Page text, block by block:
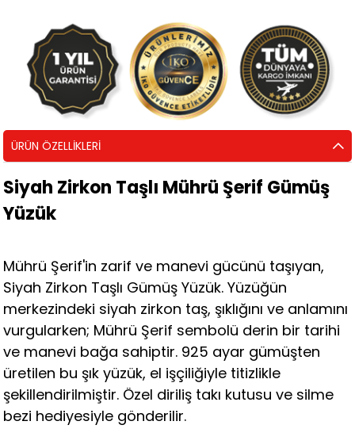
ÜRÜN ÖZELLIKLERI
Siyah Zirkon Taşlı Mührü Şerif Gümüş
Yüzük
Mührü Şerif'in zarif ve manevi gücünü taşıyan,
Siyah Zirkon Taşlı Gümüş Yüzük. Yüzüğün
merkezindeki siyah zirkon taş, şıklığını ve anlamını
vurgularken; Mührü Şerif sembolü derin bir tarihi
ve manevi bağa sahiptir. 925 ayar gümüşten
üretilen bu şık yüzük, el işçiliğiyle titizlikle
şekillendirilmiştir. Özel diriliş takı kutusu ve silme
bezi hediyesiyle gönderilir.